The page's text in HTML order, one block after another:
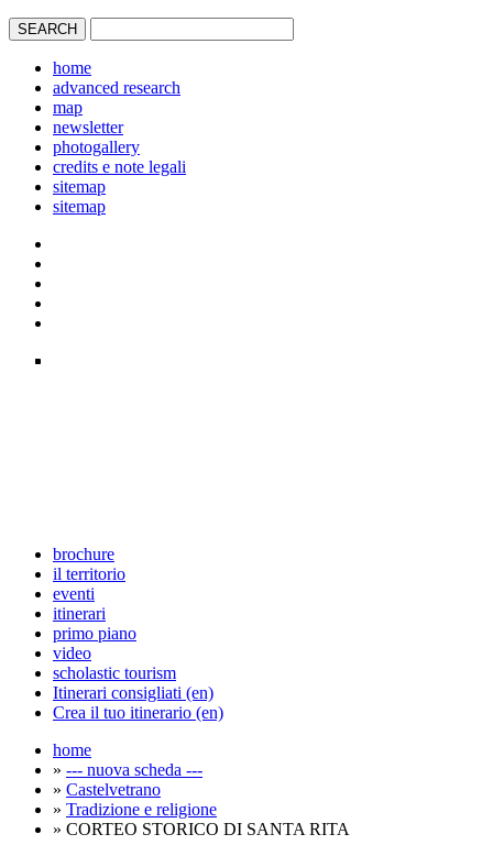
home
advanced research
map
newsletter
photogallery
credits e note legali
sitemap
sitemap
brochure
il territorio
eventi
itinerari
primo piano
video
scholastic tourism
Itinerari consigliati (en)
Crea il tuo itinerario (en)
home
» --- nuova scheda ---
» Castelvetrano
» Tradizione e religione
» CORTEO STORICO DI SANTA RITA